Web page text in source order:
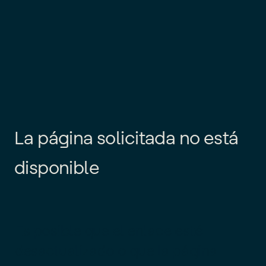
La página solicitada no está
disponible